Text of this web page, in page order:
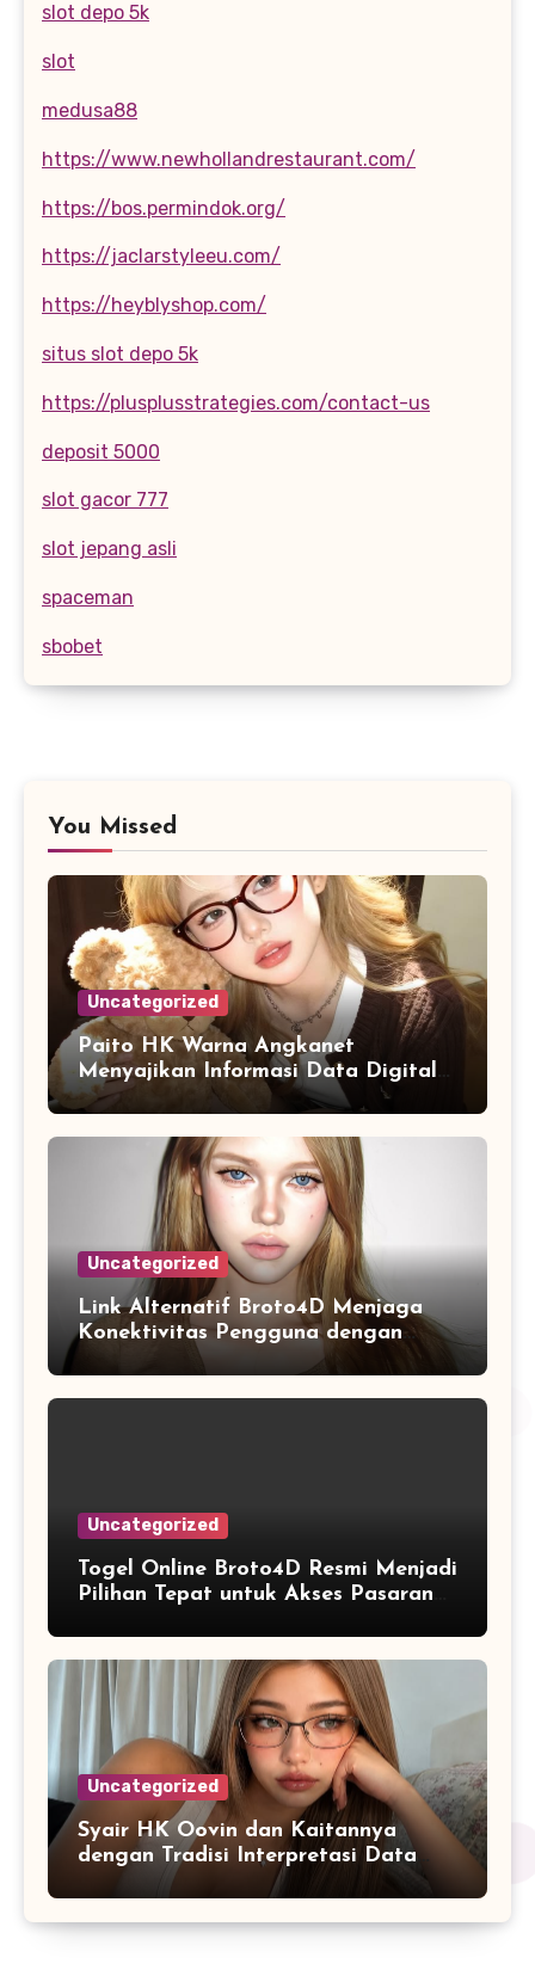
slot depo 5k
slot
medusa88
https://www.newhollandrestaurant.com/
https://bos.permindok.org/
https://jaclarstyleeu.com/
https://heyblyshop.com/
situs slot depo 5k
https://plusplusstrategies.com/contact-us
deposit 5000
slot gacor 777
slot jepang asli
spaceman
sbobet
You Missed
Uncategorized
Paito HK Warna Angkanet
Menyajikan Informasi Data Digital
dengan Tampilan yang Lebih
Lengkap dan Mudah Dipahami
Uncategorized
Link Alternatif Broto4D Menjaga
Konektivitas Pengguna dengan
Sistem Akses yang Fleksibel
Uncategorized
Togel Online Broto4D Resmi Menjadi
Pilihan Tepat untuk Akses Pasaran
Uncategorized
Syair HK Oovin dan Kaitannya
dengan Tradisi Interpretasi Data